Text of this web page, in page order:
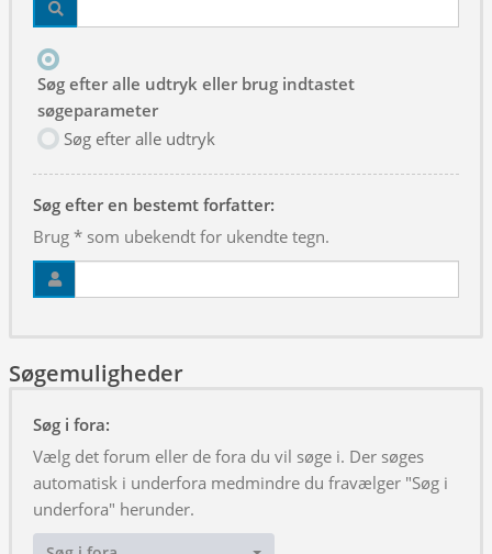
Søg efter alle udtryk eller brug indtastet
søgeparameter
Søg efter alle udtryk
Søg efter en bestemt forfatter:
Brug * som ubekendt for ukendte tegn.
Søgemuligheder
Søg i fora:
Vælg det forum eller de fora du vil søge i. Der søges
automatisk i underfora medmindre du fravælger "Søg i
underfora" herunder.